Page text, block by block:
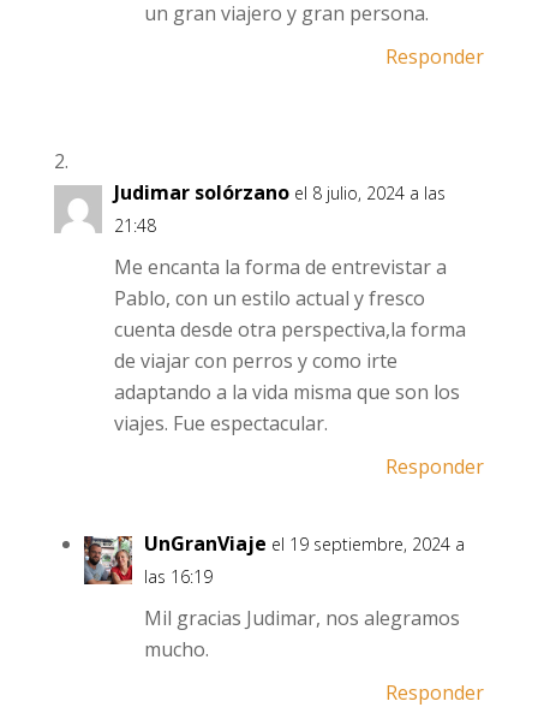
un gran viajero y gran persona.
Responder
Judimar solórzano el 8 julio, 2024 a las
21:48
Me encanta la forma de entrevistar a
Pablo, con un estilo actual y fresco
cuenta desde otra perspectiva,la forma
de viajar con perros y como irte
adaptando a la vida misma que son los
viajes. Fue espectacular.
Responder
UnGranViaje el 19 septiembre, 2024 a
las 16:19
Mil gracias Judimar, nos alegramos
mucho.
Responder